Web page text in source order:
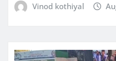
Vinod kothiyal